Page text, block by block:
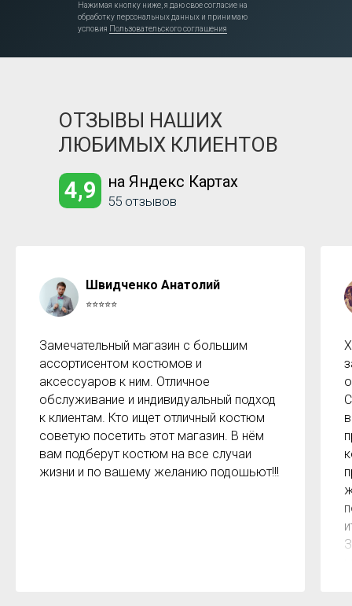
Нажимая кнопку ниже, я даю свое согласие на
обработку персональных данных и принимаю
условия Пользовательского соглашения
55 отзывов
на Яндекс Картах
4,9
ОТЗЫВЫ НАШИХ
ЛЮБИМЫХ КЛИЕНТОВ
Швидченко Анатолий
⭐⭐⭐⭐⭐
Замечательный магазин с большим
ассортисентом костюмов и
аксессуаров к ним. Отличное
обслуживание и индивидуальный подход
к клиентам. Кто ищет отличный костюм
советую посетить этот магазин. В нём
вам подберут костюм на все случаи
жизни и по вашему желанию подошьют!!!